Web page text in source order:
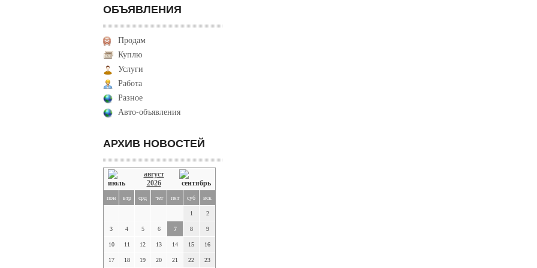
ОБЪЯВЛЕНИЯ
Продам
Куплю
Услуги
Работа
Разное
Авто-объявления
АРХИВ НОВОСТЕЙ
август
2026
пон втр срд чет пят суб вск
1 2
3 4 5 6 7 8 9
10 11 12 13 14 15 16
17 18 19 20 21 22 23